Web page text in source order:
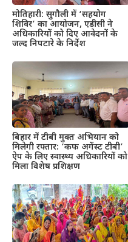
मोतिहारी: सुगौली में ‘सहयोग
शिविर’ का आयोजन, एडीसी ने
अधिकारियों को दिए आवेदनों के
जल्द निपटारे के निर्देश
बिहार में टीबी मुक्त अभियान को
मिलेगी रफ्तार: ‘कफ अगेंस्ट टीबी’
ऐप के लिए स्वास्थ्य अधिकारियों को
मिला विशेष प्रशिक्षण